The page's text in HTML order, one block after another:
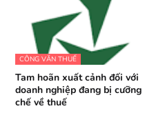
CÔNG VĂN THUẾ
Tam hoãn xuất cảnh đối với
doanh nghiệp đang bị cưỡng
chế về thuế